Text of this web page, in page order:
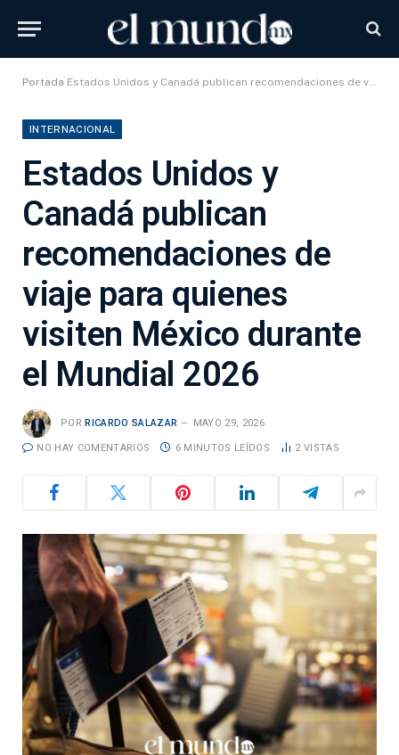
Portada Estados Unidos y Canadá publican recomendaciones de viaje para quienes visiten México durante el Mundial 2026
INTERNACIONAL
Estados Unidos y
Canadá publican
recomendaciones de
viaje para quienes
visiten México durante
el Mundial 2026
POR RICARDO SALAZAR MAYO 29, 2026
NO HAY COMENTARIOS 6 MINUTOS LEÍDOS 2 VISTAS